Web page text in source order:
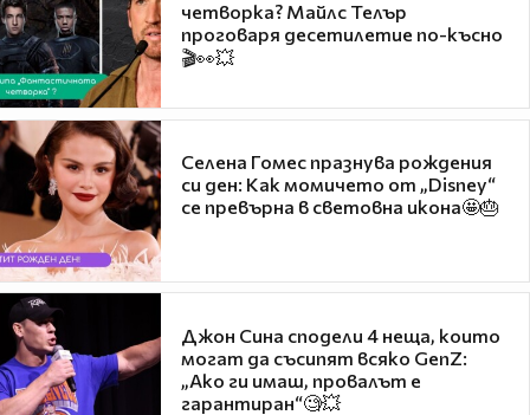
четворка? Майлс Телър
проговаря десетилетие по-късно
🎬👀💥
Селена Гомес празнува рождения
си ден: Как момичето от „Disney“
се превърна в световна икона🤩🎂
Джон Сина сподели 4 неща, които
могат да съсипят всяко GenZ:
„Ако ги имаш, провалът е
гарантиран“🧐💥